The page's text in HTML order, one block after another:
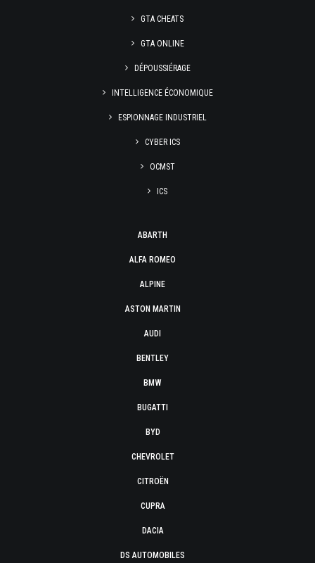
GTA CHEATS
GTA ONLINE
DÉPOUSSIÉRAGE
INTELLIGENCE ÉCONOMIQUE
ESPIONNAGE INDUSTRIEL
CYBER ICS
OCMST
ICS
ABARTH
ALFA ROMEO
ALPINE
ASTON MARTIN
AUDI
BENTLEY
BMW
BUGATTI
BYD
CHEVROLET
CITROËN
CUPRA
DACIA
DS AUTOMOBILES